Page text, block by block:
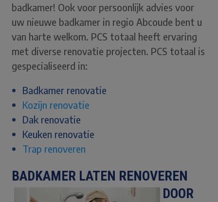
badkamer! Ook voor persoonlijk advies voor
uw nieuwe badkamer in regio Abcoude bent u
van harte welkom. PCS totaal heeft ervaring
met diverse renovatie projecten. PCS totaal is
gespecialiseerd in:
Badkamer renovatie
Kozijn renovatie
Dak renovatie
Keuken renovatie
Trap renoveren
BADKAMER LATEN RENOVEREN
DOOR